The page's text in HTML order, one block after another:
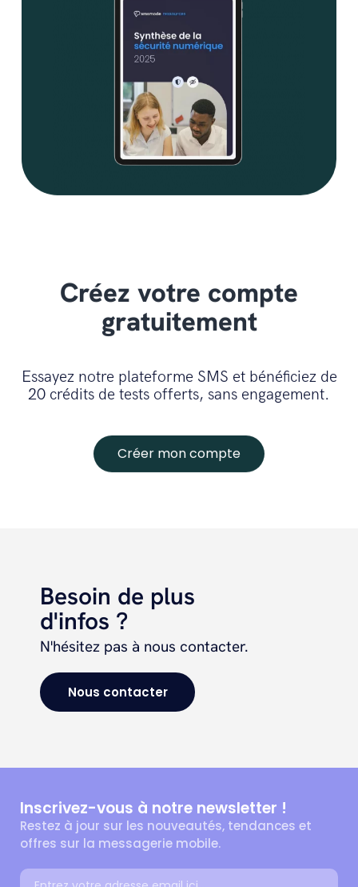
Créez votre compte
gratuitement
Essayez notre plateforme SMS et bénéficiez de
20 crédits de tests offerts, sans engagement.
Créer mon compte
Besoin de plus
d'infos ?
N'hésitez pas à nous contacter.
Nous contacter
Inscrivez-vous à notre newsletter !
Restez à jour sur les nouveautés, tendances et
offres sur la messagerie mobile.
Adresse email